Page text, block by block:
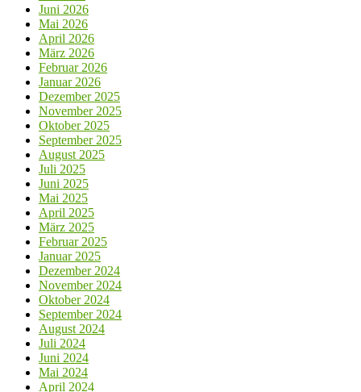
Juni 2026
Mai 2026
April 2026
März 2026
Februar 2026
Januar 2026
Dezember 2025
November 2025
Oktober 2025
September 2025
August 2025
Juli 2025
Juni 2025
Mai 2025
April 2025
März 2025
Februar 2025
Januar 2025
Dezember 2024
November 2024
Oktober 2024
September 2024
August 2024
Juli 2024
Juni 2024
Mai 2024
April 2024